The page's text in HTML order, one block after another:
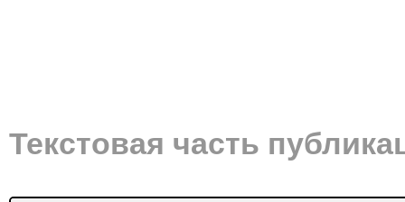
Текстовая часть